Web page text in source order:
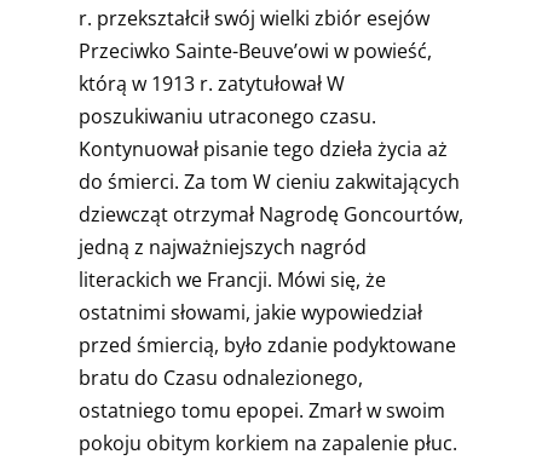
r. przekształcił swój wielki zbiór esejów
Przeciwko Sainte-Beuve’owi w powieść,
którą w 1913 r. zatytułował W
poszukiwaniu utraconego czasu.
Kontynuował pisanie tego dzieła życia aż
do śmierci. Za tom W cieniu zakwitających
dziewcząt otrzymał Nagrodę Goncourtów,
jedną z najważniejszych nagród
literackich we Francji. Mówi się, że
ostatnimi słowami, jakie wypowiedział
przed śmiercią, było zdanie podyktowane
bratu do Czasu odnalezionego,
ostatniego tomu epopei. Zmarł w swoim
pokoju obitym korkiem na zapalenie płuc.